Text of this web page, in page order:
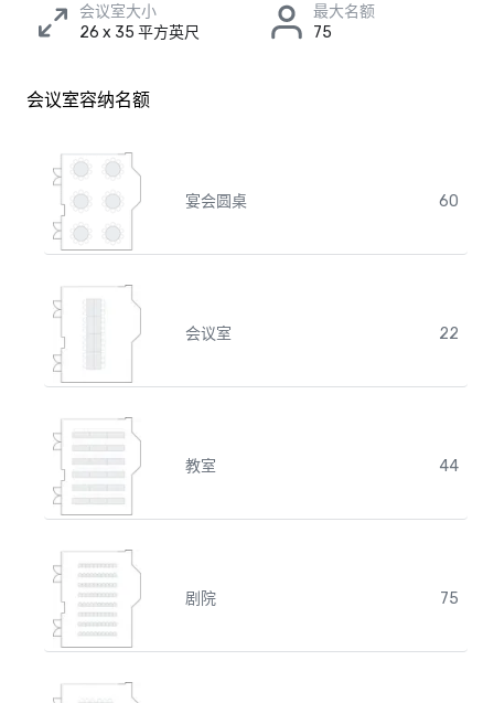
会议室大小
26 x 35 平方英尺
最大名额
75
会议室容纳名额
宴会圆桌 60
会议室 22
教室 44
剧院 75